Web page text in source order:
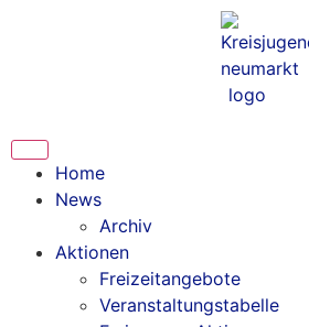
Home
News
Archiv
Aktionen
Freizeitangebote
Veranstaltungstabelle